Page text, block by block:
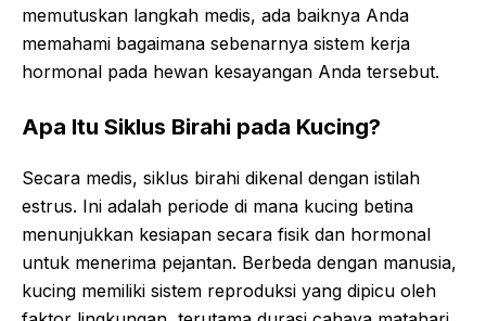
memutuskan langkah medis, ada baiknya Anda
memahami bagaimana sebenarnya sistem kerja
hormonal pada hewan kesayangan Anda tersebut.
Apa Itu Siklus Birahi pada Kucing?
Secara medis, siklus birahi dikenal dengan istilah
estrus. Ini adalah periode di mana kucing betina
menunjukkan kesiapan secara fisik dan hormonal
untuk menerima pejantan. Berbeda dengan manusia,
kucing memiliki sistem reproduksi yang dipicu oleh